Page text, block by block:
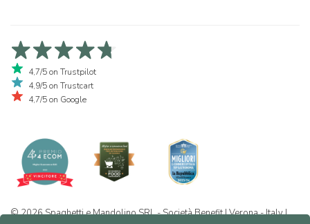
4,7/5 on Trustpilot
4,9/5 on Trustcart
4,7/5 on Google
© 2026 Spaghetti e Mandolino SRL - Società Benefit | Verona - Italy |